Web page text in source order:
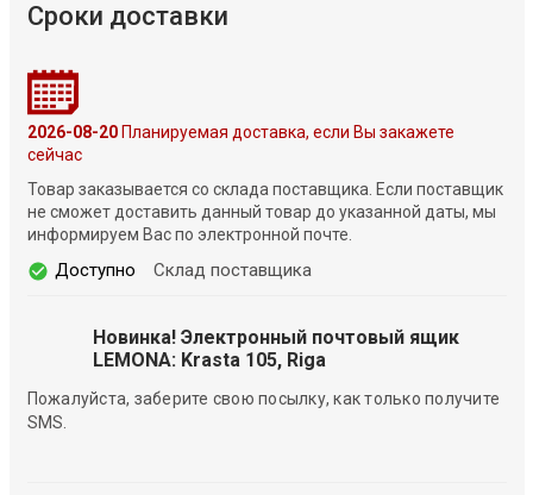
Сроки доставки
2026-08-20Планируемая доставка, если Вы закажете
сейчас
Товар заказывается со склада поставщика. Если поставщик
не сможет доставить данный товар до указанной даты, мы
информируем Вас по электронной почте.
Доступно Склад поставщика
Новинка! Электронный почтовый ящик
LEMONA: Krasta 105, Riga
Пожалуйста, заберите свою посылку, как только получите
SMS.